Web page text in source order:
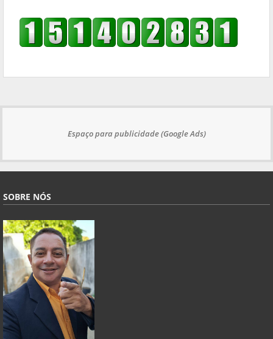
Espaço para publicidade (Google Ads)
SOBRE NÓS